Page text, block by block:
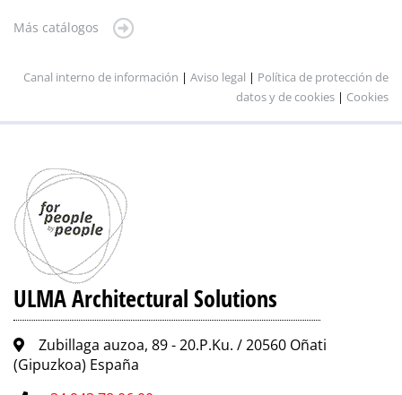
Más catálogos
Canal interno de información | Aviso legal | Política de protección de
datos y de cookies | Cookies
ULMA Architectural Solutions
Zubillaga auzoa, 89 - 20.P.Ku. / 20560 Oñati
(Gipuzkoa) España